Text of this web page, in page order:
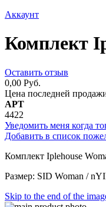
Аккаунт
Комплект
Оставить отзыв
0,00 Руб.
Цена последней
АРТ
4422
Уведомить меня когда
Добавить в список
Комплект Iplehouse
Размер: SID Woman /
Skip to the end of the